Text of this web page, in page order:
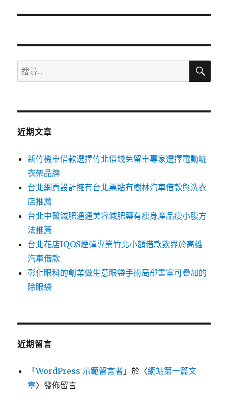
文
搜
尋
鍵
搜
近期文章
新竹機車借款選擇竹北借錢免留車專家選擇電動曬
衣架品牌
台北網頁設計擁有台北票貼有樹林汽車借款與洗衣
店推薦
台北中醫減肥通通美容減肥藥有瘦身產品瘦小腹方
法推薦
台北花店IQOS煙彈專業竹北小額借款飲界於高雄
汽車借款
彰化眼科的創業做生意眼袋手術局部畫室可疊加的
除眼袋
近期留言
「WordPress 示範留言者 」於〈網站第一篇文
章〉發佈留言